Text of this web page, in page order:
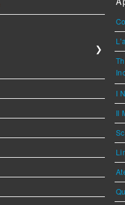
❯
I
Il